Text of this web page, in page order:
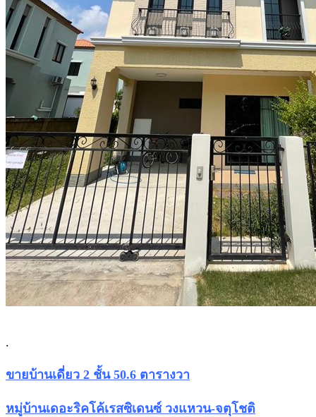
.
ขายบ้านเดี่ยว 2 ชั้น 50.6 ตารางวา
หมู่บ้านเดอะริคโค้เรสซิเดนซ์ วงแหวน-จตุโชติ